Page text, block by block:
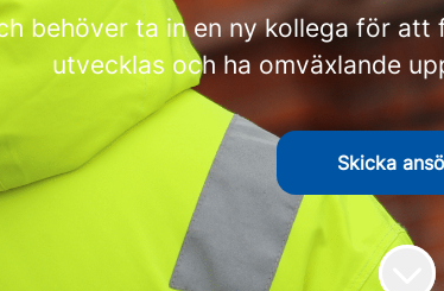
behöver ta in en ny kollega för
utvecklas och ha omväxlande
Skicka